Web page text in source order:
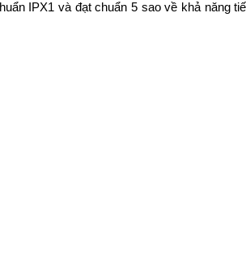
IPX1 và đạt chuẩn 5 sao về khả năng